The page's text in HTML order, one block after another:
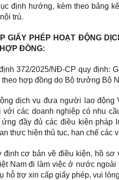
định hướng, kèm theo bảng
trú.
GIẤY PHÉP HOẠT ĐỘNG
ĐỒNG:
372/2025/NĐ-CP quy định:
hợp đồng do Bộ trưởng Bộ
dịch vụ đưa người lao
với các doanh nghiệp có nhu
đầy đủ các điều kiện pháp
thực hiện thủ tục, hạn chế các
định cơ bản về điều kiện, hồ
Nam đi làm việc ở nước ngoài
hỗ trợ xin cấp giấy phép, vui